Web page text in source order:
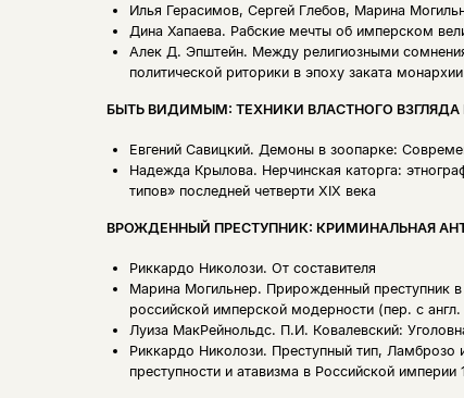
Илья Герасимов, Сергей Глебов, Марина
Дина Хапаева. Рабские мечты об имперском
Алек Д. Эпштейн. Между религиозными
политической риторики в эпоху заката
БЫТЬ ВИДИМЫМ: ТЕХНИКИ ВЛАСТНОГО
Евгений Савицкий. Демоны в зоопарке:
Надежда Крылова. Нерчинская каторга:
типов» последней четверти XIX века
ВРОЖДЕННЫЙ ПРЕСТУПНИК: КРИМИНАЛЬНАЯ
Риккардо Николози. От составителя
Марина Могильнер. Прирожденный преступник
российской имперской модерности (пер. с
Луиза МакРейнольдс. П.И. Ковалевский:
Риккардо Николози. Преступный тип, Ламброзо
преступности и атавизма в Российской